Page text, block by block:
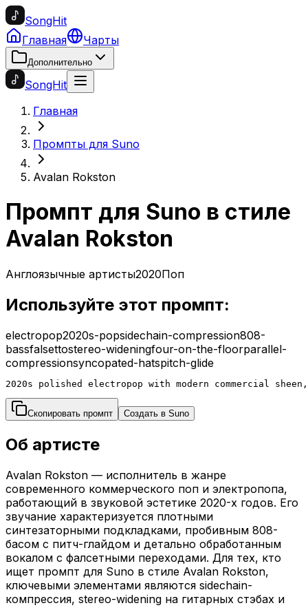
SongHit
Главная
Чарты
Дополнительно
SongHit
Главная
Промпты для Suno
Avalan Rokston
Промпт для Suno в стиле
Avalan Rokston
Англоязычные артисты2020Поп
Используйте этот промпт:
electropop2020s-popsidechain-compression808-
bassfalsettostereo-wideningfour-on-the-floorparallel-
compressionsyncopated-hatspitch-glide
2020s polished electropop with modern commercial
Скопировать промпт Создать в Suno
Об артисте
Avalan Rokston — исполнитель в жанре
современного коммерческого поп и электропопа,
работающий в звуковой эстетике 2020-х годов. Его
звучание характеризуется плотными
синтезаторными подкладками, пробивным 808-
басом с питч-глайдом и детально обработанным
вокалом с фалсетными переходами. Для тех, кто
ищет промпт для Suno в стиле Avalan Rokston,
ключевыми элементами являются sidechain-
компрессия, stereo-widening на гитарных стэбах и